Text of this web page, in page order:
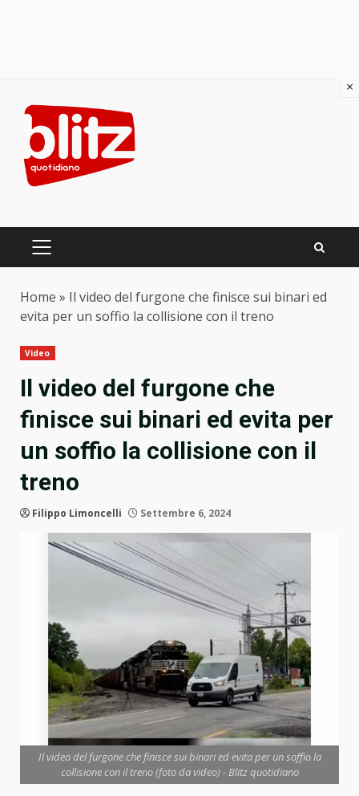
content
PRIMARY
Home » Il video del furgone che finisce sui binari ed
evita per un soffio la collisione con il treno
Video
Il video del furgone che
finisce sui binari ed evita per
un soffio la collisione con il
treno
Filippo Limoncelli Settembre 6, 2024
Il video del furgone che finisce sui binari ed evita per un soffio la
collisione con il treno (foto da video) - Blitz quotidiano
×